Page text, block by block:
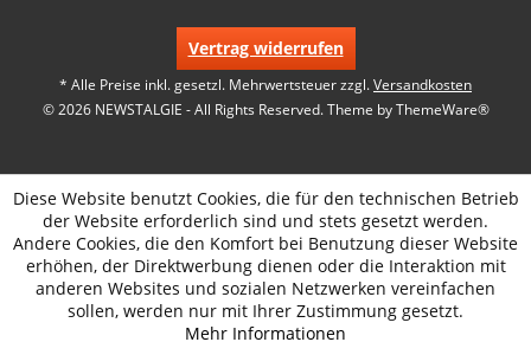
Vertrag widerrufen
* Alle Preise inkl. gesetzl. Mehrwertsteuer zzgl.Versandkosten
© 2026 NEWSTALGIE - All Rights Reserved. Theme byThemeWare®
Diese Website benutzt Cookies, die für den technischen Betrieb
der Website erforderlich sind und stets gesetzt werden.
Andere Cookies, die den Komfort bei Benutzung dieser Website
erhöhen, der Direktwerbung dienen oder die Interaktion mit
anderen Websites und sozialen Netzwerken vereinfachen
sollen, werden nur mit Ihrer Zustimmung gesetzt.
Mehr Informationen